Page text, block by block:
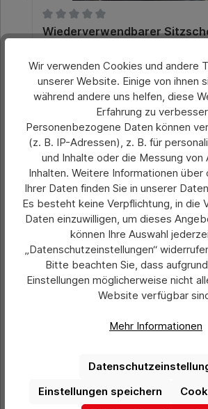
Durchschnittliche Bewertung von 0
Wiederverwendbarer
24,80 €*
Preise exkl. MwSt. zzgl. Versandkosten
Details
Produktgalerie überspringen
Ähnliche Artikel
Wir verwenden Cookies und andere
unserer Website. Einige von ihnen
während andere uns helfen, diese
Erfahrung zu
Personenbezogene Daten können
(z. B. IP-Adressen), z. B. für
und Inhalte oder die Messung von
Inhalten. Weitere Informationen über
Ihrer Daten finden Sie in unserer
Es besteht keine Verpflichtung, in die
Daten einzuwilligen, um dieses
können Ihre Auswahl
„Datenschutzeinstellungen“
Bitte beachten Sie, dass
Einstellungen möglicherweise nicht
Website verfügbar
Mehr Informationen
Einstellungen speichern